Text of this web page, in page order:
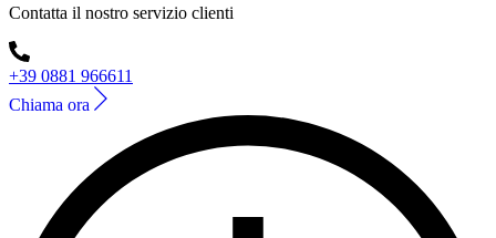
Contatta il nostro servizio clienti
+39 0881 966611
Chiama ora